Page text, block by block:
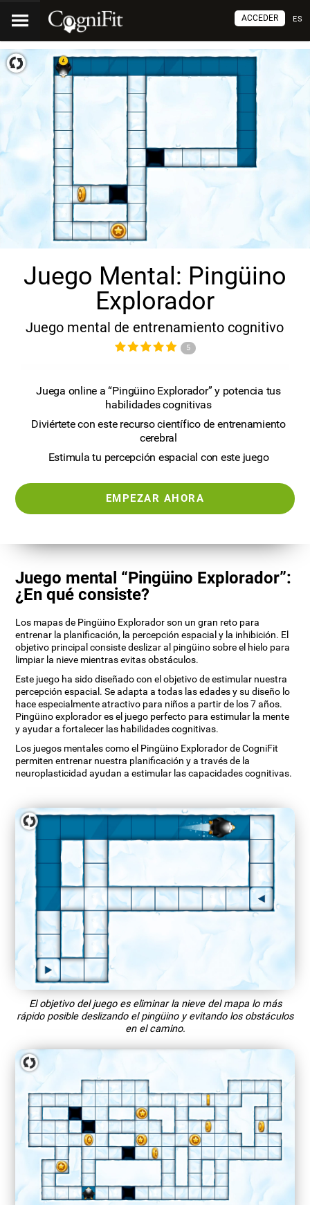
ES
ACCEDER
Juego Mental: Pingüino
Explorador
Juego mental de entrenamiento cognitivo
5
Juega online a “Pingüino Explorador” y potencia tus
habilidades cognitivas
Diviértete con este recurso científico de entrenamiento
cerebral
Estimula tu percepción espacial con este juego
EMPEZAR AHORA
Juego mental “Pingüino Explorador”:
¿En qué consiste?
Los mapas de Pingüino Explorador son un gran reto para
entrenar la planificación, la percepción espacial y la inhibición. El
objetivo principal consiste deslizar al pingüino sobre el hielo para
limpiar la nieve mientras evitas obstáculos.
Este juego ha sido diseñado con el objetivo de estimular nuestra
percepción espacial. Se adapta a todas las edades y su diseño lo
hace especialmente atractivo para niños a partir de los 7 años.
Pingüino explorador es el juego perfecto para estimular la mente
y ayudar a fortalecer las habilidades cognitivas.
Los juegos mentales como el Pingüino Explorador de CogniFit
permiten entrenar nuestra planificación y a través de la
neuroplasticidad ayudan a estimular las capacidades cognitivas.
El objetivo del juego es eliminar la nieve del mapa lo más
rápido posible deslizando el pingüino y evitando los obstáculos
en el camino.